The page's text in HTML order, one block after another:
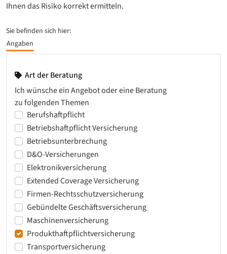
Ihnen das Risiko korrekt ermitteln.
Sie befinden sich hier:
Angaben
Art der Beratung
Ich wünsche ein Angebot oder eine Beratung
zu folgenden Themen
Berufshaftpflicht
Betriebshaftpflicht Versicherung
Betriebsunterbrechung
D&O-Versicherungen
Elektronikversicherung
Extended Coverage Versicherung
Firmen-Rechtsschutzversicherung
Gebündelte Geschäftsversicherung
Maschinenversicherung
Produkthaftpflichtversicherung
Transportversicherung